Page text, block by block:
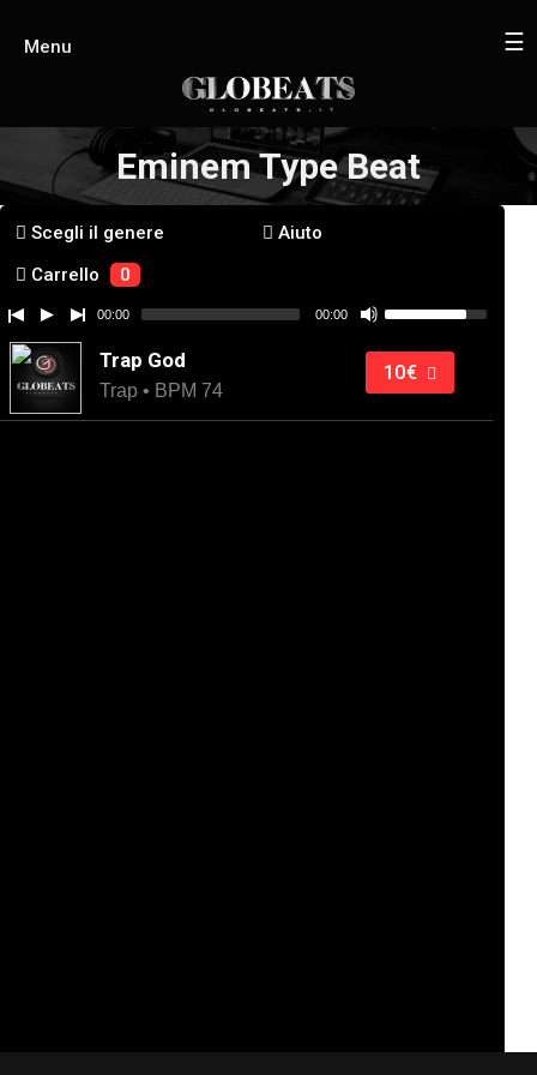
Menu ☰
Eminem Type Beat
Scegli il genere
Aiuto
Carrello
0
Trap God
Trap • BPM 74
10€
00:00 00:00